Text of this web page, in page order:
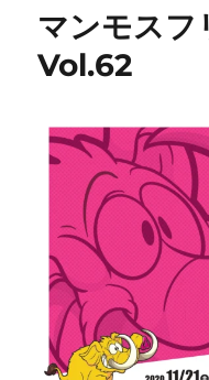
マンモスフ
Vol.62